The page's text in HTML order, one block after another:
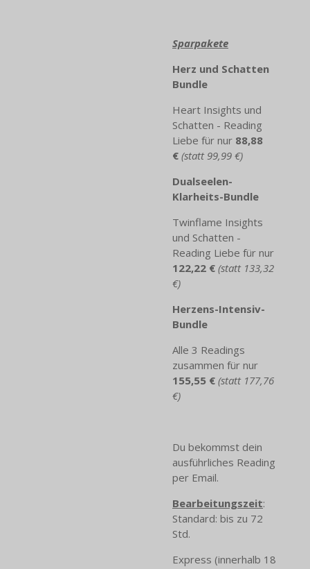
Sparpakete
Herz und Schatten
Bundle
Heart Insights und
Schatten - Reading
Liebe für nur 88,88
€ (statt 99,99 €)
Dualseelen-
Klarheits-Bundle
Twinflame Insights
und Schatten -
Reading Liebe für nur
122,22 € (statt 133,32
€)
Herzens-Intensiv-
Bundle
Alle 3 Readings
zusammen für nur
155,55 € (statt 177,76
€)
Du bekommst dein
ausführliches Reading
per Email.
Bearbeitungszeit:
Standard: bis zu 72
Std.
Express (innerhalb 18